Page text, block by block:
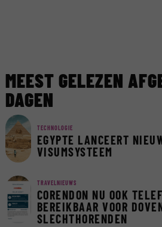
MEEST GELEZEN
DAGEN
TECHNOLOGIE
EGYPTE LANCEERT
VISUMSYSTEEM
TRAVELNIEUWS
CORENDON NU OOK
BEREIKBAAR VOOR
SLECHTHORENDEN